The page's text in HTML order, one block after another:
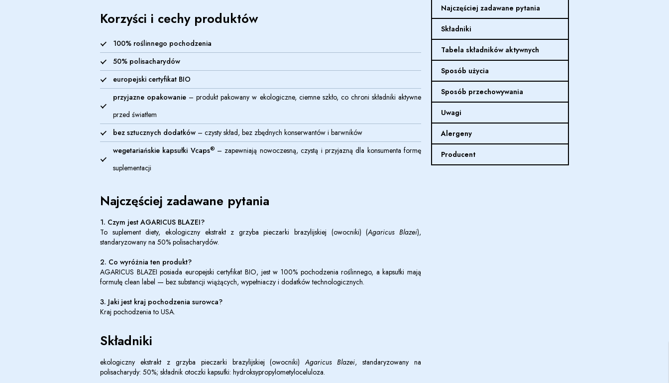
Korzyści i cechy produktów
100% roślinnego pochodzenia
50% polisacharydów
europejski certyfikat BIO
przyjazne opakowanie – produkt pakowany w ekologiczne, ciemne szkło, co chroni składniki aktywne
przed światłem
bez sztucznych dodatków – czysty skład, bez zbędnych konserwantów i barwników
wegetariańskie kapsułki Vcaps®– zapewniają nowoczesną, czystą i przyjazną dla konsumenta formę
suplementacji
Najczęściej zadawane pytania
1. Czym jest AGARICUS BLAZEI?
To suplement diety, ekologiczny ekstrakt z grzyba pieczarki brazylijskiej (owocniki) (Agaricus Blazei),
standaryzowany na 50% polisacharydów.
2. Co wyróżnia ten produkt?
AGARICUS BLAZEI posiada europejski certyfikat BIO, jest w 100% pochodzenia roślinnego, a kapsułki mają
formułę clean label — bez substancji wiążących, wypełniaczy i dodatków technologicznych.
3. Jaki jest kraj pochodzenia surowca?
Kraj pochodzenia to USA.
Składniki
ekologiczny ekstrakt z grzyba pieczarki brazylijskiej (owocniki)Agaricus Blazei, standaryzowany na
polisacharydy: 50%; składnik otoczki kapsułki: hydroksypropylometyloceluloza.
Najczęściej zadawane pytania
Składniki
Tabela składników aktywnych
Sposób użycia
Sposób przechowywania
Uwagi
Alergeny
Producent